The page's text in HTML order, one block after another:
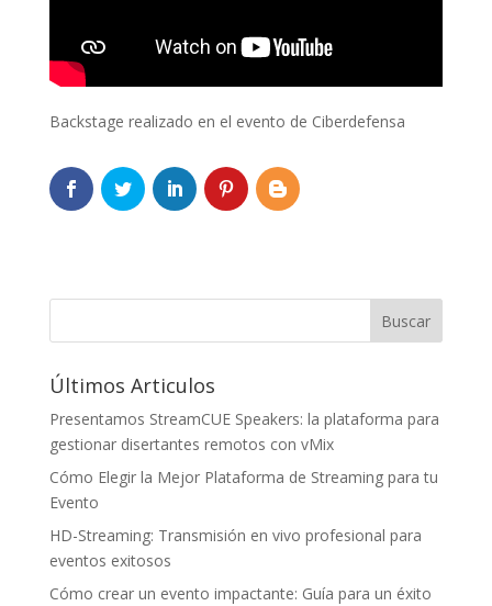
Backstage realizado en el evento de Ciberdefensa
Últimos Articulos
Presentamos StreamCUE Speakers: la plataforma para
gestionar disertantes remotos con vMix
Cómo Elegir la Mejor Plataforma de Streaming para tu
Evento
HD-Streaming: Transmisión en vivo profesional para
eventos exitosos
Cómo crear un evento impactante: Guía para un éxito